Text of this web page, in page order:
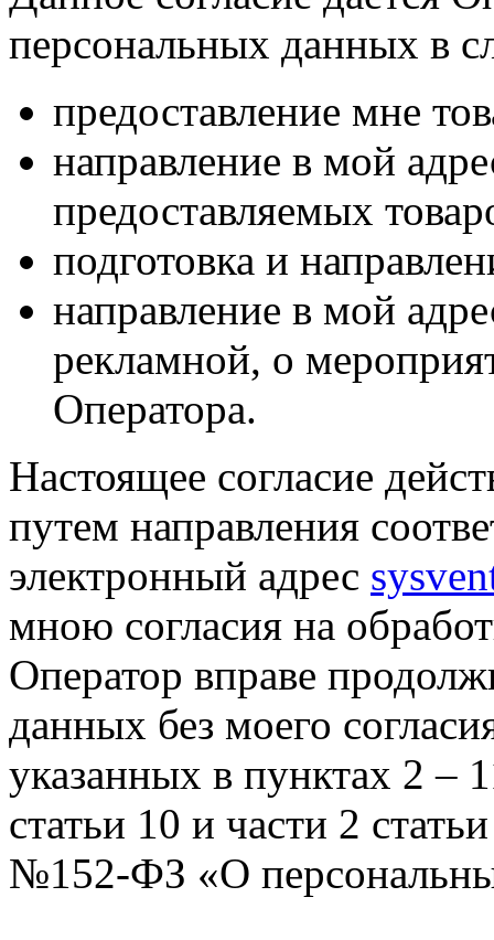
персональных данных в
предоставление мне
направление в мой
предоставляемых
подготовка и
направление в мой
рекламной, о
Оператора.
Настоящее согласие
путем направления
электронный адрес
мною согласия на
Оператор вправе
данных без моего
указанных в пунктах 2 –
статьи 10 и части 2
№152-ФЗ «О